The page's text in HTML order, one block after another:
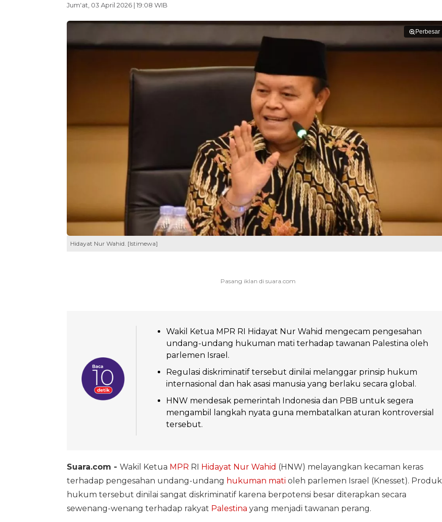
Jum'at, 03 April 2026 | 19:08 WIB
Perbesar
Hidayat Nur Wahid. [Istimewa]
Wakil Ketua MPR RI Hidayat Nur Wahid mengecam pengesahan
undang-undang hukuman mati terhadap tawanan Palestina oleh
parlemen Israel.
Regulasi diskriminatif tersebut dinilai melanggar prinsip hukum
internasional dan hak asasi manusia yang berlaku secara global.
HNW mendesak pemerintah Indonesia dan PBB untuk segera
mengambil langkah nyata guna membatalkan aturan kontroversial
tersebut.
Suara.com - Wakil Ketua MPR RI Hidayat Nur Wahid (HNW) melayangkan kecaman keras
terhadap pengesahan undang-undang hukuman mati oleh parlemen Israel (Knesset). Produk
hukum tersebut dinilai sangat diskriminatif karena berpotensi besar diterapkan secara
sewenang-wenang terhadap rakyat Palestina yang menjadi tawanan perang.